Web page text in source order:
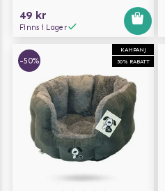
49 kr
Finns i Lager
KAMPANJ
50% RABATT
-50%